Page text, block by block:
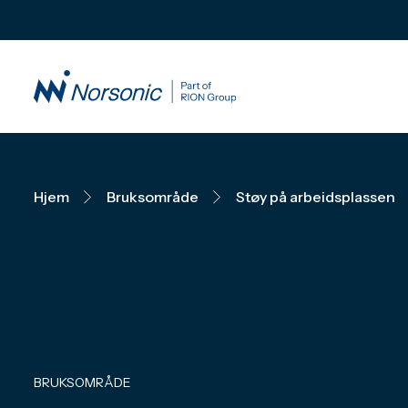
Hjem Bruksområde Støy på arbeidsplassen
BRUKSOMRÅDE